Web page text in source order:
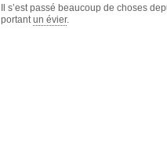
Il s’est passé beaucoup de choses
portant un évier.